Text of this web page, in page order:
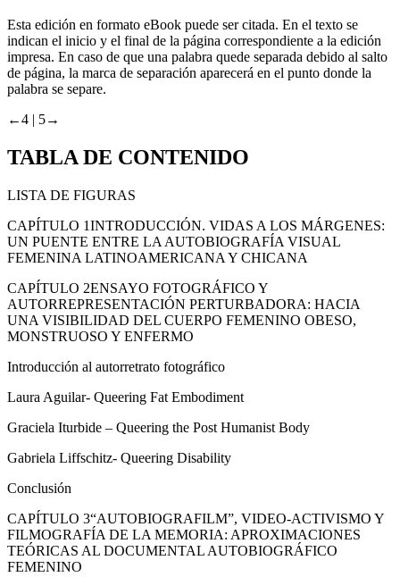
Esta edición en formato eBook puede ser citada. En el texto se
indican el inicio y el final de la página correspondiente a la edición
impresa. En caso de que una palabra quede separada debido al salto
de página, la marca de separación aparecerá en el punto donde la
palabra se separe.
←4 | 5→
TABLA DE CONTENIDO
LISTA DE FIGURAS
CAPÍTULO 1INTRODUCCIÓN. VIDAS A LOS MÁRGENES:
UN PUENTE ENTRE LA AUTOBIOGRAFÍA VISUAL
FEMENINA LATINOAMERICANA Y CHICANA
CAPÍTULO 2ENSAYO FOTOGRÁFICO Y
AUTORREPRESENTACIÓN PERTURBADORA: HACIA
UNA VISIBILIDAD DEL CUERPO FEMENINO OBESO,
MONSTRUOSO Y ENFERMO
Introducción al autorretrato fotográfico
Laura Aguilar- Queering Fat Embodiment
Graciela Iturbide – Queering the Post Humanist Body
Gabriela Liffschitz- Queering Disability
Conclusión
CAPÍTULO 3“AUTOBIOGRAFILM”, VIDEO-ACTIVISMO Y
FILMOGRAFÍA DE LA MEMORIA: APROXIMACIONES
TEÓRICAS AL DOCUMENTAL AUTOBIOGRÁFICO
FEMENINO